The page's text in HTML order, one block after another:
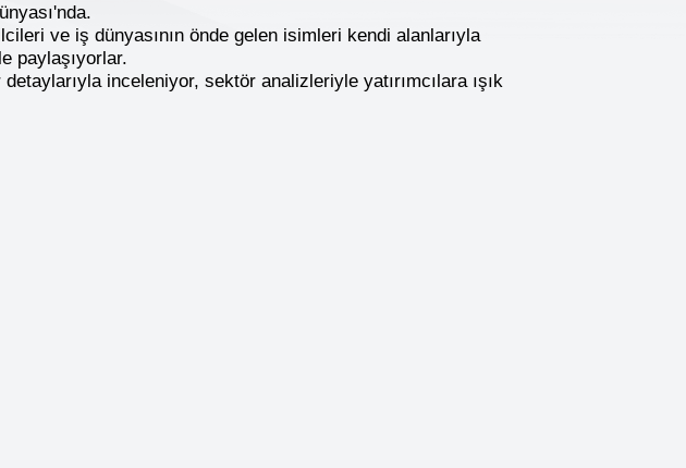
ve iş dünyasının önde gelen isimleri kendi alanlarıyla
paylaşıyorlar.
inceleniyor, sektör analizleriyle yatırımcılara ışık